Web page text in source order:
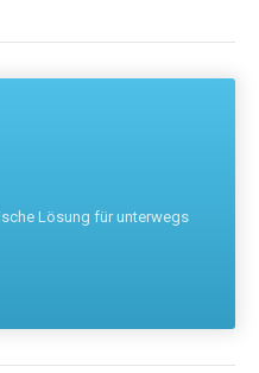
Lösung für unterwegs